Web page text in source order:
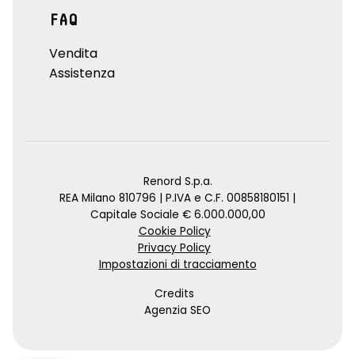
FAQ
Vendita
Assistenza
Renord S.p.a.
REA Milano 810796 | P.IVA e C.F. 00858180151 |
Capitale Sociale € 6.000.000,00
Cookie Policy
Privacy Policy
Impostazioni di tracciamento
Credits
Agenzia SEO